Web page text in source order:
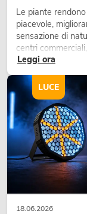
Le piante
piacevole,
sensazione di
centri
fieristici, una
Leggi ora
18.06.2026
LUCE